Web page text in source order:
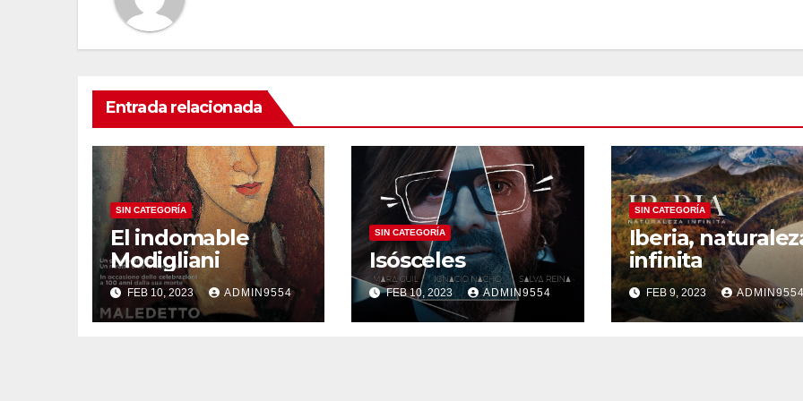
Entrada relacionada
SIN CATEGORÍA
El indomable
Modigliani
FEB 10, 2023 ADMIN9554
SIN CATEGORÍA
Isósceles
FEB 10, 2023 ADMIN9554
SIN CATEGORÍA
Iberia,
infinita
FEB 9, 2023